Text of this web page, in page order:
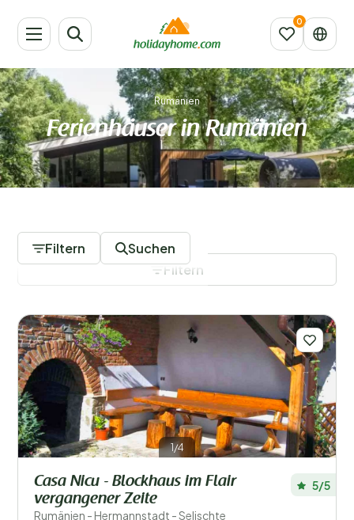
Rumänien
Ferienhäuser in Rumänien
Filtern Suchen
Ihr Urlaub
Filter speichern
Filtern
1/4
Casa Nicu - Blockhaus im Flair
vergangener Zeite
Rumänien - Hermannstadt - Selischte
5/5